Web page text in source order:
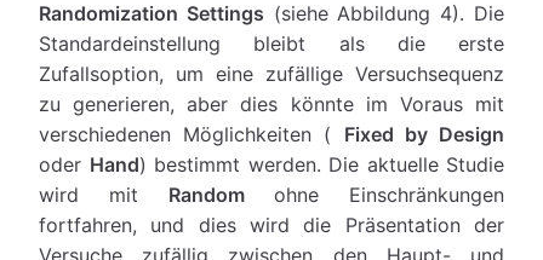
Randomization Settings (siehe Abbildung 4). Die
Standardeinstellung bleibt als die erste
Zufallsoption, um eine zufällige Versuchsequenz
zu generieren, aber dies könnte im Voraus mit
verschiedenen Möglichkeiten ( Fixed by Design
oder Hand) bestimmt werden. Die aktuelle Studie
wird mit Randomohne Einschränkungen
fortfahren, und dies wird die Präsentation der